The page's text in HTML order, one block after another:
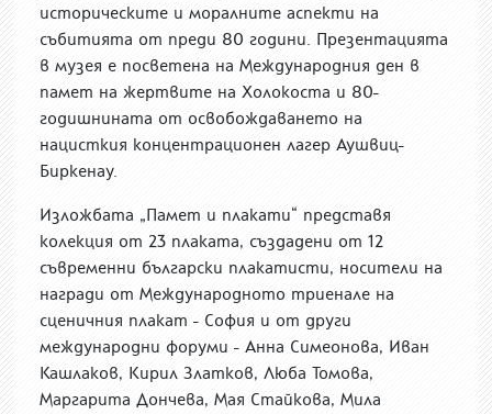
историческите и моралните аспекти на
събитията от преди 80 години. Презентацията
в музея е посветена на Международния ден в
памет на жертвите на Холокоста и 80-
годишнината от освобождаването на
нацисткия концентрационен лагер Аушвиц-
Биркенау.
Изложбата „Памет и плакати“ представя
колекция от 23 плаката, създадени от 12
съвременни български плакатисти, носители на
награди от Международното триенале на
сценичния плакат - София и от други
международни форуми - Анна Симеонова, Иван
Кашлаков, Кирил Златков, Люба Томова,
Маргарита Дончева, Мая Стайкова, Мила